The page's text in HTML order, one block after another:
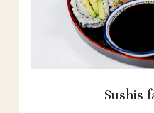
Sushis